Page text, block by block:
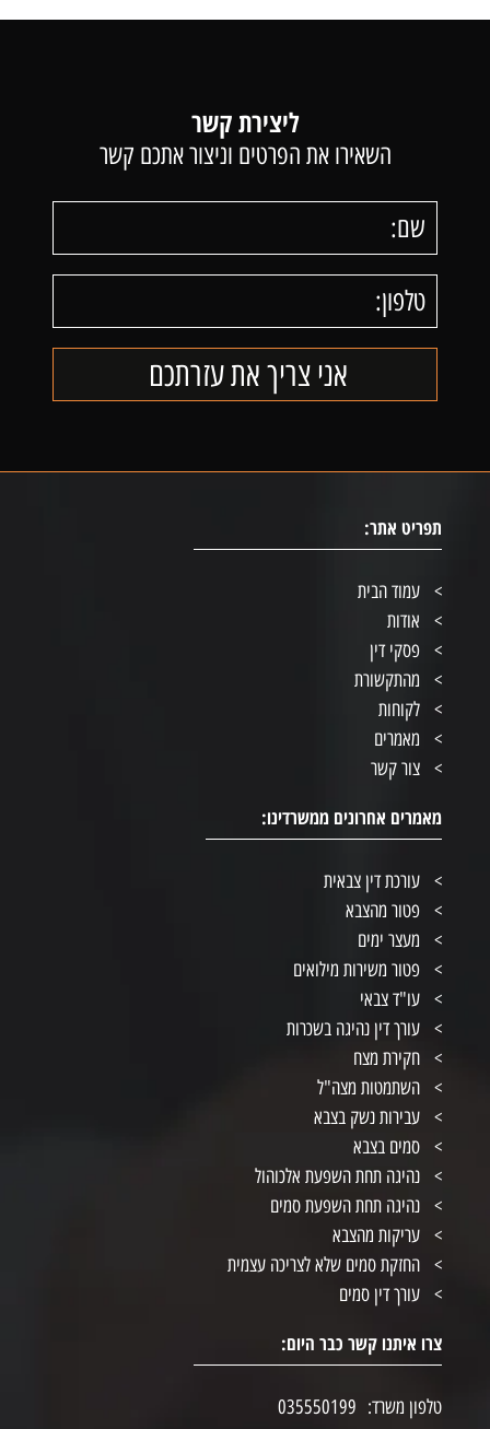
ליצירת קשר
השאירו את הפרטים וניצור אתכם קשר
תפריט אתר:
עמוד הבית
אודות
פסקי דין
מהתקשורת
לקוחות
מאמרים
צור קשר
מאמרים אחרונים ממשרדינו:
עורכת דין צבאית
פטור מהצבא
מעצר ימים
פטור משירות מילואים
עו"ד צבאי
עורך דין נהיגה בשכרות
חקירת מצח
השתמטות מצה"ל
עבירות נשק בצבא
סמים בצבא
נהיגה תחת השפעת אלכוהול
נהיגה תחת השפעת סמים
עריקות מהצבא
החזקת סמים שלא לצריכה עצמית
עורך דין סמים
צרו איתנו קשר כבר היום:
טלפון משרד: 035550199